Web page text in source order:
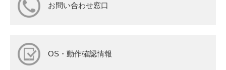
お問い合わせ窓口
OS・動作確認情報